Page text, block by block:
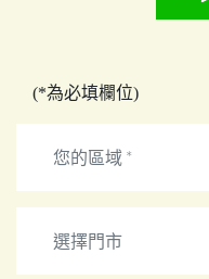
(*為必填欄位)